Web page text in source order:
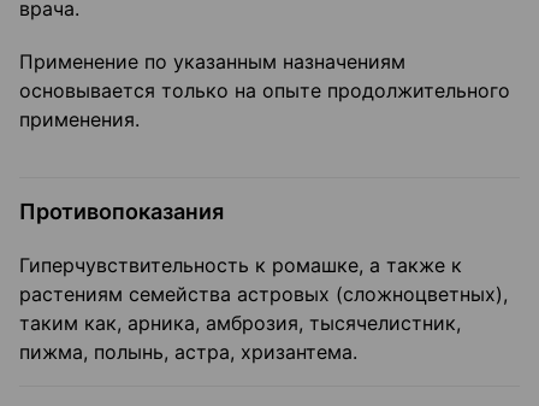
врача.
Применение по указанным назначениям
основывается только на опыте продолжительного
применения.
Противопоказания
Гиперчувствительность к ромашке, а также к
растениям семейства астровых (сложноцветных),
таким как, арника, амброзия, тысячелистник,
пижма, полынь, астра, хризантема.